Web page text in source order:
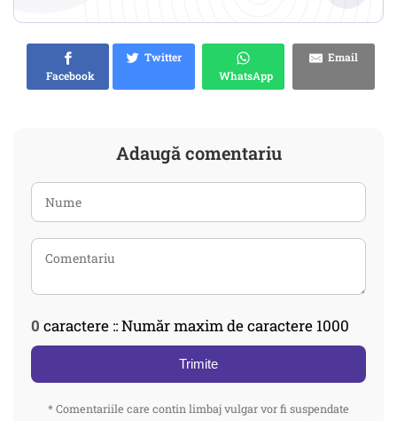
Facebook
Twitter
WhatsApp
Email
Adaugă comentariu
0 caractere :: Număr maxim de caractere 1000
Trimite
* Comentariile care contin limbaj vulgar vor fi suspendate